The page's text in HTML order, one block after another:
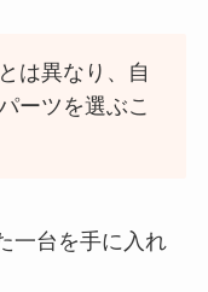
は異なり、自
ーツを選ぶこ
一台を手に入れ